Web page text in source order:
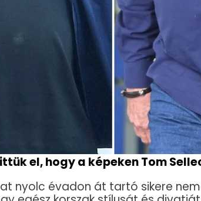
el, hogy a képeken Tom
nyolc évadon át tartó sikere